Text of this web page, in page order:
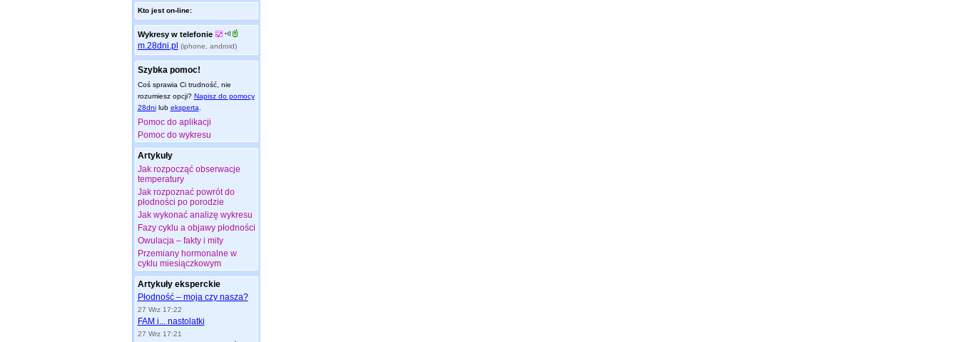
Kto jest on-line:
Wykresy w telefonie
m.28dni.pl (iphone, android)
Szybka pomoc!
Coś sprawia Ci trudność, nie
rozumiesz opcji? Napisz do pomocy
28dnilub eksperta
Pomoc do aplikacji
Pomoc do wykresu
Artykuły
Jak rozpocząć obserwacje
temperatury
Jak rozpoznać powrót do
płodności po porodzie
Jak wykonać analizę wykresu
Fazy cyklu a objawy płodności
Owulacja – fakty i mity
Przemiany hormonalne w
cyklu miesiączkowym
Artykuły eksperckie
Płodność – moja czy nasza?
27 Wrz 17:22
FAM i... nastolatki
27 Wrz 17:21